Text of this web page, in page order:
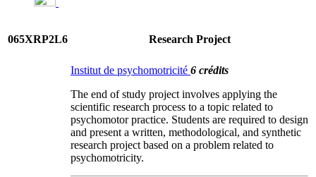
065XRP2L6 Research Project
Institut de psychomotricité 6 crédits
The end of study project involves applying the
scientific research process to a topic related to
psychomotor practice. Students are required to design
and present a written, methodological, and synthetic
research project based on a problem related to
psychomotricity.